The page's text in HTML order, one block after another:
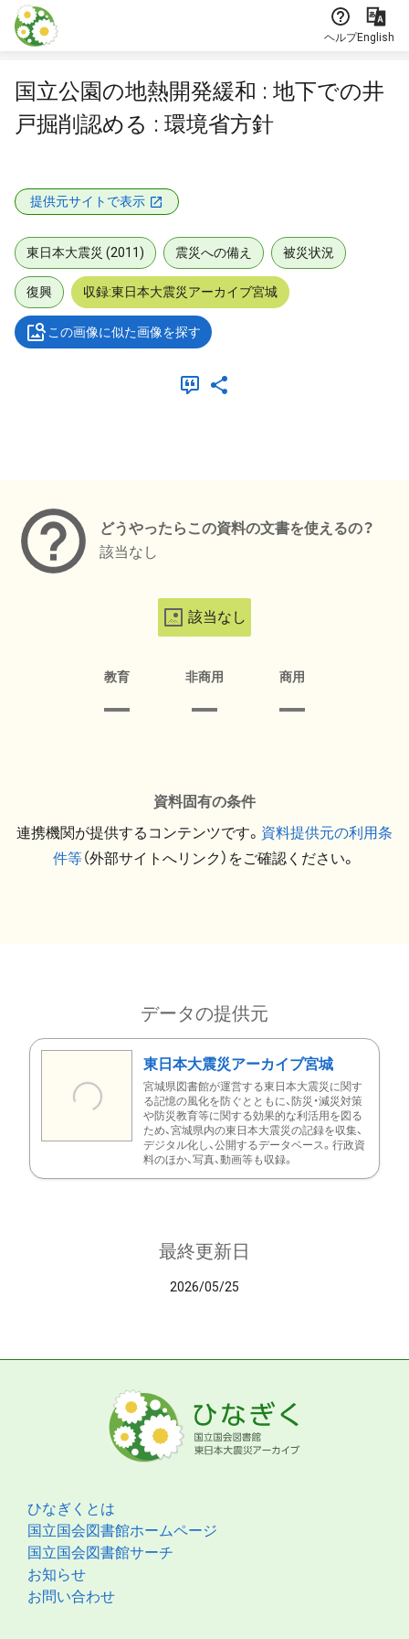
本文に飛ぶ
ヘルプEnglish
国立公園の地熱開発緩和 : 地下での井
戸掘削認める : 環境省方針
提供元サイトで表示
東日本大震災 (2011) 震災への備え 被災状況
復興 収録:東日本大震災アーカイブ宮城
この画像に似た画像を探す
どうやったらこの資料の文書を使えるの？
該当なし
該当なし
教育 非商用 商用
資料固有の条件
連携機関が提供するコンテンツです。 資料提供元の利用条
件等（外部サイトへリンク）をご確認ください。
データの提供元
東日本大震災アーカイブ宮城
宮城県図書館が運営する東日本大震災に関す
る記憶の風化を防ぐとともに、防災・減災対策
や防災教育等に関する効果的な利活用を図る
ため、宮城県内の東日本大震災の記録を収集、
デジタル化し、公開するデータベース。行政資
料のほか、写真、動画等も収録。
最終更新日
2026/05/25
ひなぎくとは
国立国会図書館ホームページ
国立国会図書館サーチ
お知らせ
お問い合わせ